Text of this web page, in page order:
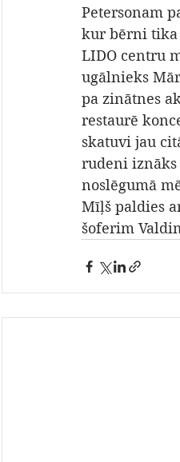
Petersonam
kur bērni tika
LIDO centru
ugālnieks
pa zinātnes
restaurē
skatuvi jau
rudeni iznāks
noslēgumā
Mīļš paldies
šoferim